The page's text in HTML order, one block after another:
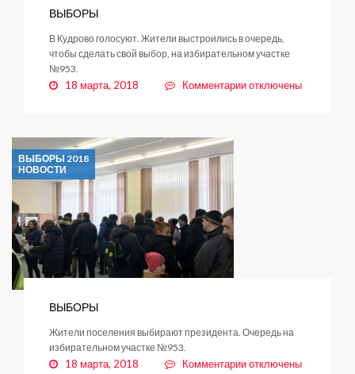
ВЫБОРЫ
В Кудрово голосуют. Жители выстроились в очередь,
чтобы сделать свой выбор, на избирательном участке
№953.
18 марта, 2018 Комментариикотключены
ВЫБОРЫ 2018
НОВОСТИ
ВЫБОРЫ
Жители поселения выбирают президента. Очередь на
избирательном участке №953.
18 марта, 2018 Комментариикотключены